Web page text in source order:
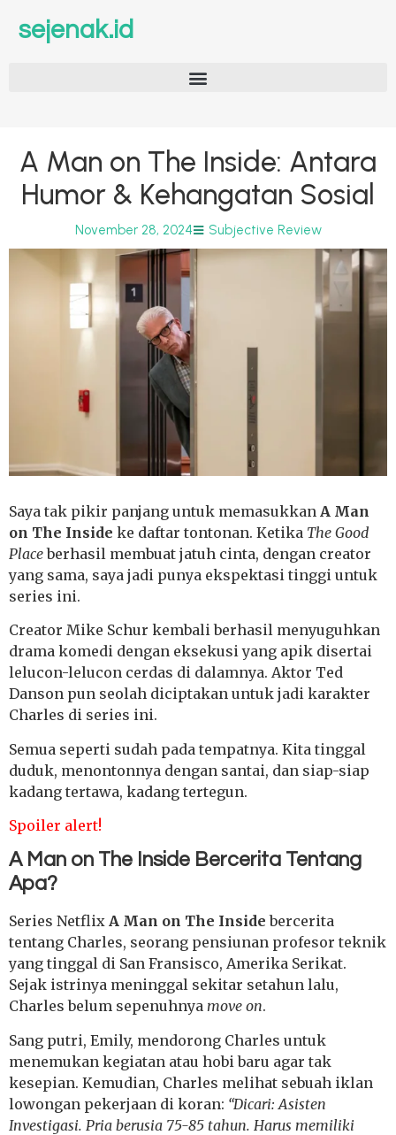
sejenak.id
A Man on The Inside: Antara
Humor & Kehangatan Sosial
November 28, 2024 Subjective Review
Saya tak pikir panjang untuk memasukkan A Man
on The Inside ke daftar tontonan. Ketika The Good
Placeberhasil membuat jatuh cinta, dengan creator
yang sama, saya jadi punya ekspektasi tinggi untuk
series ini.
Creator Mike Schur kembali berhasil menyuguhkan
drama komedi dengan eksekusi yang apik disertai
lelucon-lelucon cerdas di dalamnya. Aktor Ted
Danson pun seolah diciptakan untuk jadi karakter
Charles di series ini.
Semua seperti sudah pada tempatnya. Kita tinggal
duduk, menontonnya dengan santai, dan siap-siap
kadang tertawa, kadang tertegun.
Spoiler alert!
A Man on The Inside Bercerita Tentang
Apa?
Series Netflix A Man on The Inside bercerita
tentang Charles, seorang pensiunan profesor teknik
yang tinggal di San Fransisco, Amerika Serikat.
Sejak istrinya meninggal sekitar setahun lalu,
Charles belum sepenuhnya move on.
Sang putri, Emily, mendorong Charles untuk
menemukan kegiatan atau hobi baru agar tak
kesepian. Kemudian, Charles melihat sebuah iklan
lowongan pekerjaan di koran: “Dicari: Asisten
Investigasi. Pria berusia 75-85 tahun. Harus memiliki